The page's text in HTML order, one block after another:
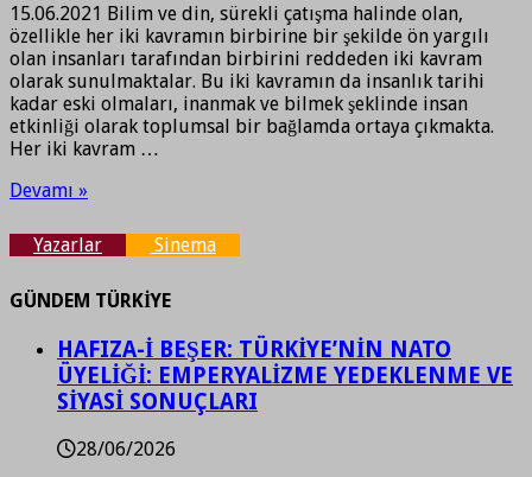
15.06.2021 Bilim ve din, sürekli çatışma halinde olan,
özellikle her iki kavramın birbirine bir şekilde ön yargılı
olan insanları tarafından birbirini reddeden iki kavram
olarak sunulmaktalar. Bu iki kavramın da insanlık tarihi
kadar eski olmaları, inanmak ve bilmek şeklinde insan
etkinliği olarak toplumsal bir bağlamda ortaya çıkmakta.
Her iki kavram …
Devamı »
Yazarlar Sinema
GÜNDEM TÜRKİYE
HAFIZA-İ BEŞER: TÜRKİYE’NİN NATO
ÜYELİĞİ: EMPERYALİZME YEDEKLENME VE
SİYASİ SONUÇLARI
28/06/2026